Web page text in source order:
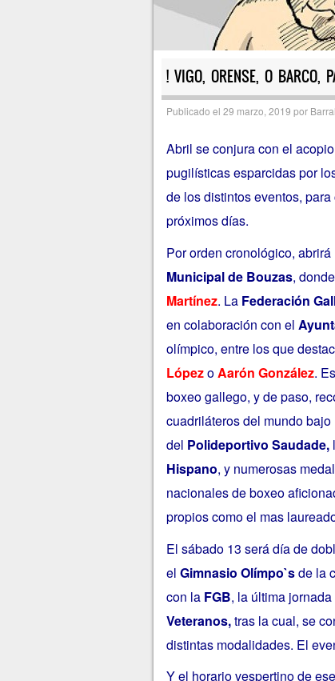
! VIGO, ORENSE, O BARCO,
Publicado el 29 marzo, 2019 por Barral
Abril se conjura con el
pugilísticas esparcidas por
de los distintos eventos,
próximos días.
Por orden cronológico,
Municipal de Bouzas,
Martínez. La Federación
en colaboración con el
olímpico, entre los que
LópezoAarón González.
boxeo gallego, y de paso,
cuadriláteros del mundo
del Polideportivo Saudade,
Hispano, y numerosas
nacionales de boxeo
propios como el mas
El sábado 13 será día de
el Gimnasio Olímpo`sde la
con laFGB, la última
Veteranos,tras la cual, se
distintas modalidades. El
Y el horario vespertino de